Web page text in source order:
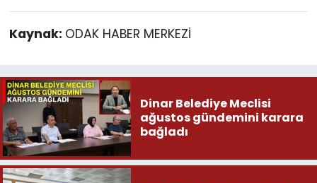
Kaynak: ODAK HABER MERKEZİ
Dinar Belediye Meclisi
ağustos gündemini karara
bağladı